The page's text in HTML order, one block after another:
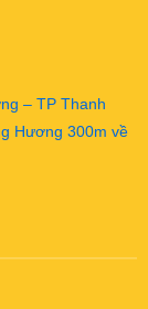
– TP Thanh
Hương 300m về